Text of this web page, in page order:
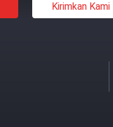
Kirimkan Kami